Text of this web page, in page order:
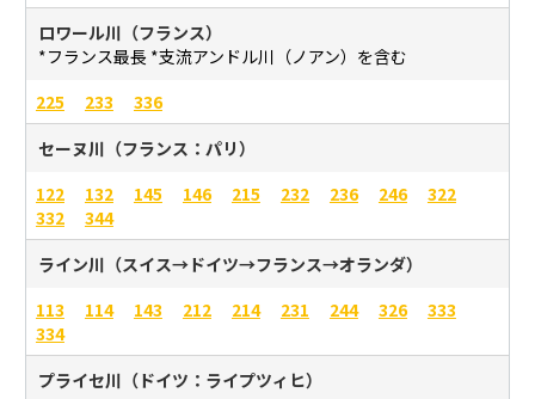
ロワール川（フランス）
*フランス最長 *支流アンドル川（ノアン）を含む
225
233
336
セーヌ川（フランス：パリ）
122
132 145 146 215 232 236 246
322
332
344
ライン川（スイス→ドイツ→フランス→オランダ）
113
114 143 212 214 231 244 326
333
334
プライセ川（ドイツ：ライプツィヒ）